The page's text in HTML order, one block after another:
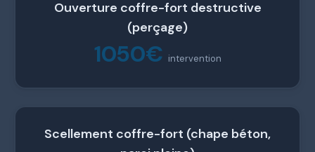
Ouverture coffre-fort destructive
(perçage)
1050€ intervention
Scellement coffre-fort (chape béton,